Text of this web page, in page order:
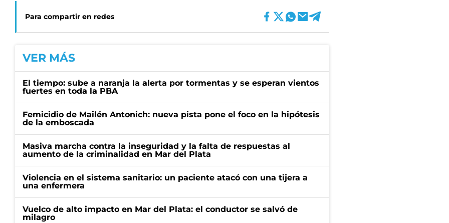
Para compartir en redes
VER MÁS
El tiempo: sube a naranja la alerta por tormentas y se esperan vientos
fuertes en toda la PBA
Femicidio de Mailén Antonich: nueva pista pone el foco en la hipótesis
de la emboscada
Masiva marcha contra la inseguridad y la falta de respuestas al
aumento de la criminalidad en Mar del Plata
Violencia en el sistema sanitario: un paciente atacó con una tijera a
una enfermera
Vuelco de alto impacto en Mar del Plata: el conductor se salvó de
milagro